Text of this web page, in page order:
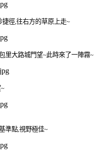
捷徑 往右方的草原上走~
里大路城門望~此時來了一陣霧~
~
準點 視野極佳~